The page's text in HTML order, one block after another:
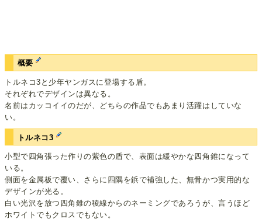
概要
トルネコ3と少年ヤンガスに登場する盾。
それぞれでデザインは異なる。
名前はカッコイイのだが、どちらの作品でもあまり活躍はしていな
い。
トルネコ3
小型で四角張った作りの紫色の盾で、表面は緩やかな四角錐になって
いる。
側面を金属板で覆い、さらに四隅を鋲で補強した、無骨かつ実用的な
デザインが光る。
白い光沢を放つ四角錐の稜線からのネーミングであろうが、言うほど
ホワイトでもクロスでもない。